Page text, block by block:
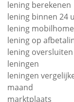
lening berekenen
lening binnen 24
lening mobilhome
lening op
lening oversluiten
leningen
leningen
maand
marktplaats